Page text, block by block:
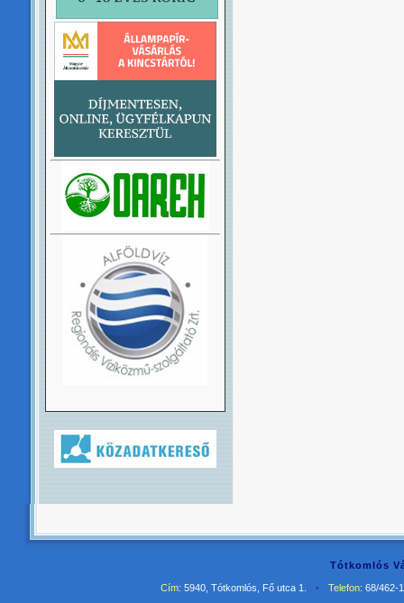
Tótkomlós
Cím: 5940, Tótkomlós, Fő utca 1. • Telefon: 68/462-